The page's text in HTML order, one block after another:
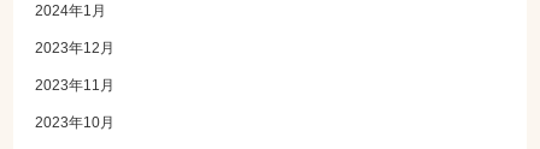
2024年1月
2023年12月
2023年11月
2023年10月